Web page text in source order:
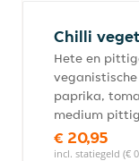
Chilli
Hete en
paprika,
medium
€ 20,95
incl. statiegeld (€